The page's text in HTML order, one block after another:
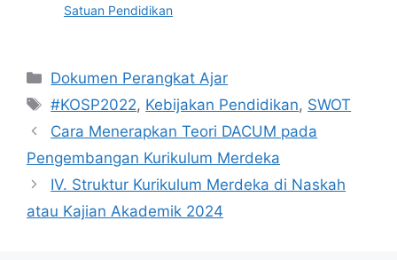
Satuan Pendidikan
Kategori
Dokumen Perangkat Ajar
Tag
#KOSP2022, Kebijakan Pendidikan, SWOT
Cara Menerapkan Teori DACUM pada
Pengembangan Kurikulum Merdeka
IV. Struktur Kurikulum Merdeka di Naskah
atau Kajian Akademik 2024